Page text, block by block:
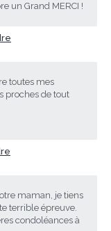
un Grand MERCI !
toutes mes
proches de tout
maman, je tiens
terrible épreuve.
condoléances à